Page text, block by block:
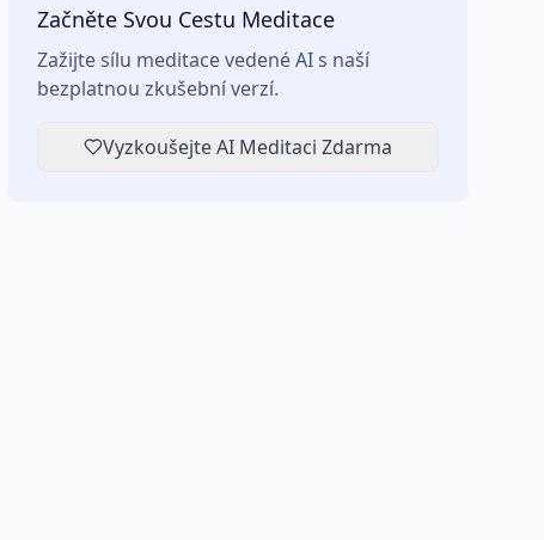
Začněte Svou Cestu Meditace
Zažijte sílu meditace vedené AI s naší
bezplatnou zkušební verzí.
Vyzkoušejte AI Meditaci Zdarma